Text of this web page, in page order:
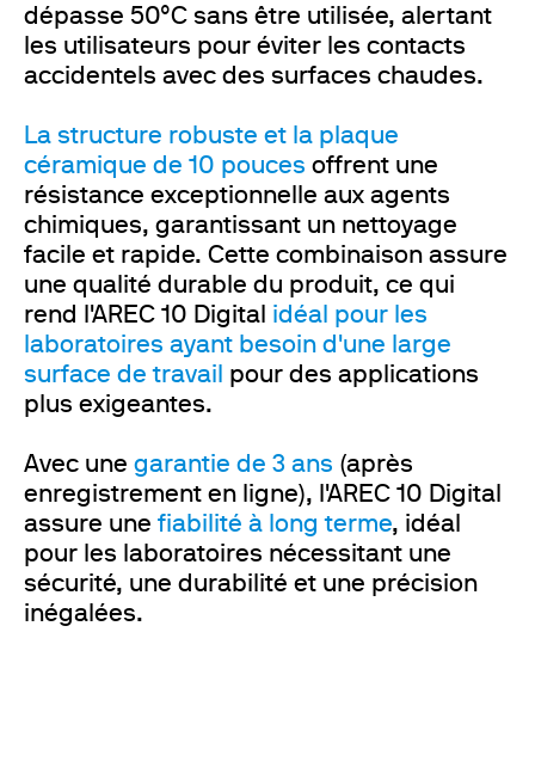
dépasse 50°C sans être utilisée, alertant
les utilisateurs pour éviter les contacts
accidentels avec des surfaces chaudes.
La structure robuste et la plaque
céramique de 10 pouces offrent une
résistance exceptionnelle aux agents
chimiques, garantissant un nettoyage
facile et rapide. Cette combinaison assure
une qualité durable du produit, ce qui
rend l'AREC 10 Digital idéal pour les
laboratoires ayant besoin d'une large
surface de travail
pour des applications
plus exigeantes.
Avec une garantie de 3 ans (après
enregistrement en ligne), l'AREC 10 Digital
assure une fiabilité à long terme, idéal
pour les laboratoires nécessitant une
sécurité, une durabilité et une précision
inégalées.